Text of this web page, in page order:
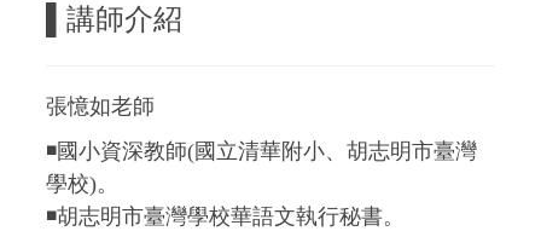
講師介紹
張憶如老師
◾國小資深教師(國立清華附小、胡志明市臺灣
學校)。
◾胡志明市臺灣學校華語文執行秘書。